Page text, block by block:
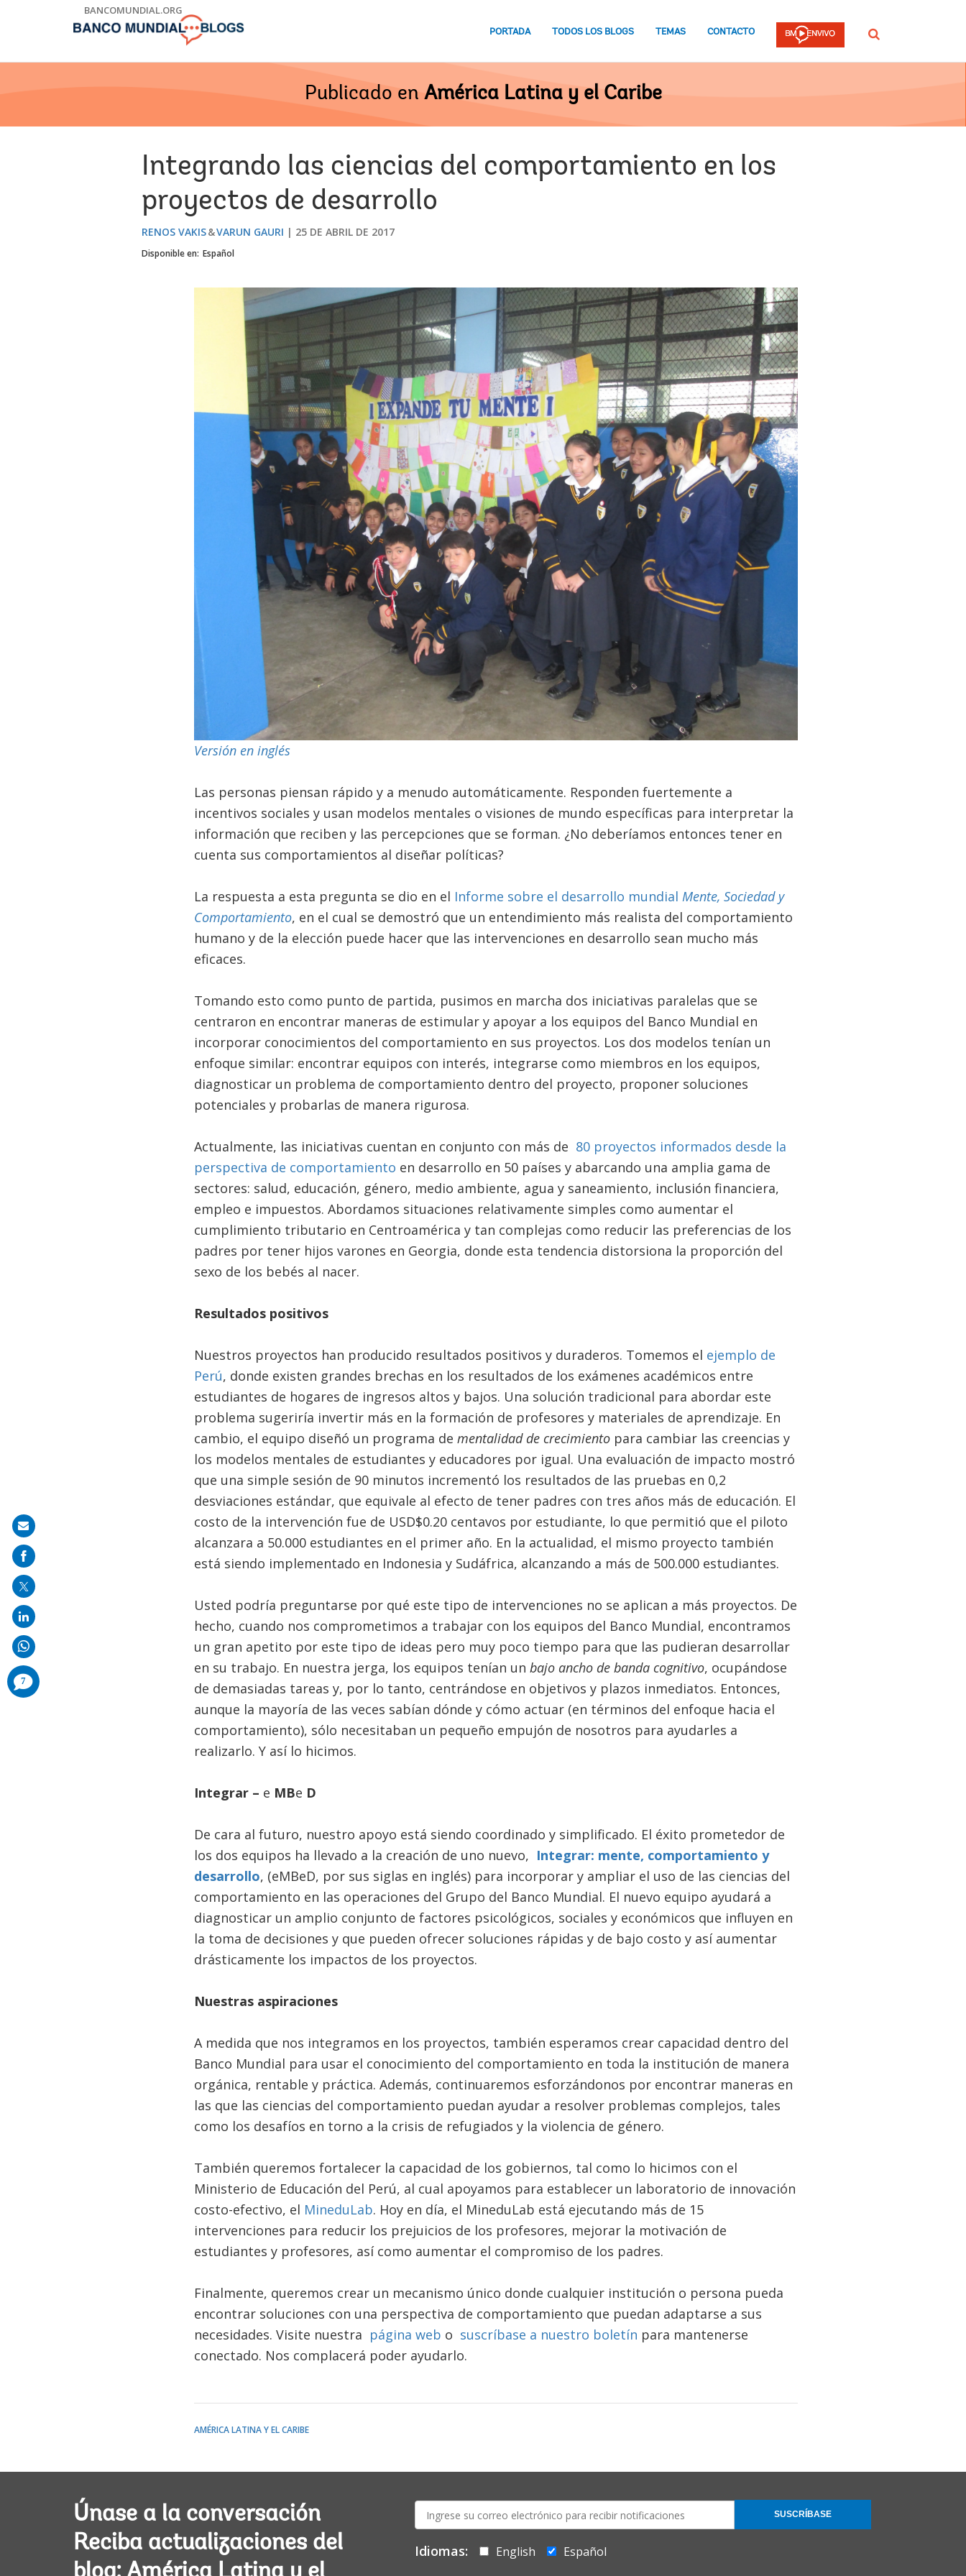
BANCOMUNDIAL.ORG
PORTADA TODOS LOS BLOGS TEMAS CONTACTO Buscar
Publicado en América Latina y el Caribe
Integrando las ciencias del comportamiento en los
proyectos de desarrollo
RENOS VAKIS VARUN GAURI 25 DE ABRIL DE 2017
Disponible en: Español
Versión en inglés
Las personas piensan rápido y a menudo automáticamente. Responden fuertemente a
incentivos sociales y usan modelos mentales o visiones de mundo específicas para interpretar la
información que reciben y las percepciones que se forman. ¿No deberíamos entonces tener en
cuenta sus comportamientos al diseñar políticas?
La respuesta a esta pregunta se dio en el Informe sobre el desarrollo mundial Mente, Sociedad y
Comportamiento, en el cual se demostró que un entendimiento más realista del comportamiento
humano y de la elección puede hacer que las intervenciones en desarrollo sean mucho más
eficaces.
Tomando esto como punto de partida, pusimos en marcha dos iniciativas paralelas que se
centraron en encontrar maneras de estimular y apoyar a los equipos del Banco Mundial en
incorporar conocimientos del comportamiento en sus proyectos. Los dos modelos tenían un
enfoque similar: encontrar equipos con interés, integrarse como miembros en los equipos,
diagnosticar un problema de comportamiento dentro del proyecto, proponer soluciones
potenciales y probarlas de manera rigurosa.
Actualmente, las iniciativas cuentan en conjunto con más de 80 proyectos informados desde la
perspectiva de comportamiento en desarrollo en 50 países y abarcando una amplia gama de
sectores: salud, educación, género, medio ambiente, agua y saneamiento, inclusión financiera,
empleo e impuestos. Abordamos situaciones relativamente simples como aumentar el
cumplimiento tributario en Centroamérica y tan complejas como reducir las preferencias de los
padres por tener hijos varones en Georgia, donde esta tendencia distorsiona la proporción del
sexo de los bebés al nacer.
Resultados positivos
Nuestros proyectos han producido resultados positivos y duraderos. Tomemos el ejemplo de
Perú, donde existen grandes brechas en los resultados de los exámenes académicos entre
estudiantes de hogares de ingresos altos y bajos. Una solución tradicional para abordar este
problema sugeriría invertir más en la formación de profesores y materiales de aprendizaje. En
cambio, el equipo diseñó un programa de mentalidad de crecimientopara cambiar las creencias y
los modelos mentales de estudiantes y educadores por igual. Una evaluación de impacto mostró
que una simple sesión de 90 minutos incrementó los resultados de las pruebas en 0,2
desviaciones estándar, que equivale al efecto de tener padres con tres años más de educación. El
costo de la intervención fue de USD$0.20 centavos por estudiante, lo que permitió que el piloto
alcanzara a 50.000 estudiantes en el primer año. En la actualidad, el mismo proyecto también
está siendo implementado en Indonesia y Sudáfrica, alcanzando a más de 500.000 estudiantes.
Usted podría preguntarse por qué este tipo de intervenciones no se aplican a más proyectos. De
hecho, cuando nos comprometimos a trabajar con los equipos del Banco Mundial, encontramos
un gran apetito por este tipo de ideas pero muy poco tiempo para que las pudieran desarrollar
en su trabajo. En nuestra jerga, los equipos tenían un bajo ancho de banda cognitivo, ocupándose
de demasiadas tareas y, por lo tanto, centrándose en objetivos y plazos inmediatos. Entonces,
aunque la mayoría de las veces sabían dónde y cómo actuar (en términos del enfoque hacia el
comportamiento), sólo necesitaban un pequeño empujón de nosotros para ayudarles a
realizarlo. Y así lo hicimos.
Integrar – e MBe D
De cara al futuro, nuestro apoyo está siendo coordinado y simplificado. El éxito prometedor de
los dos equipos ha llevado a la creación de uno nuevo, Integrar: mente, comportamiento y
desarrollo, (eMBeD, por sus siglas en inglés) para incorporar y ampliar el uso de las ciencias del
comportamiento en las operaciones del Grupo del Banco Mundial. El nuevo equipo ayudará a
diagnosticar un amplio conjunto de factores psicológicos, sociales y económicos que influyen en
la toma de decisiones y que pueden ofrecer soluciones rápidas y de bajo costo y así aumentar
drásticamente los impactos de los proyectos.
Nuestras aspiraciones
A medida que nos integramos en los proyectos, también esperamos crear capacidad dentro del
Banco Mundial para usar el conocimiento del comportamiento en toda la institución de manera
orgánica, rentable y práctica. Además, continuaremos esforzándonos por encontrar maneras en
las que las ciencias del comportamiento puedan ayudar a resolver problemas complejos, tales
como los desafíos en torno a la crisis de refugiados y la violencia de género.
También queremos fortalecer la capacidad de los gobiernos, tal como lo hicimos con el
Ministerio de Educación del Perú, al cual apoyamos para establecer un laboratorio de innovación
costo-efectivo, el MineduLab. Hoy en día, el MineduLab está ejecutando más de 15
intervenciones para reducir los prejuicios de los profesores, mejorar la motivación de
estudiantes y profesores, así como aumentar el compromiso de los padres.
Finalmente, queremos crear un mecanismo único donde cualquier institución o persona pueda
encontrar soluciones con una perspectiva de comportamiento que puedan adaptarse a sus
necesidades. Visite nuestra página web o suscríbase a nuestro boletín para mantenerse
conectado. Nos complacerá poder ayudarlo.
AMÉRICA LATINA Y EL CARIBE
Únase a la conversación
Reciba actualizaciones del
mail:
Idiomas: English
Español
SUSCRÍBASE
Share
on
mail
7
comments
added